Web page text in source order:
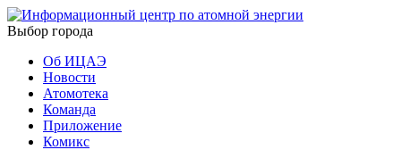
Выбор города
Об ИЦАЭ
Новости
Атомотека
Команда
Приложение
Комикс